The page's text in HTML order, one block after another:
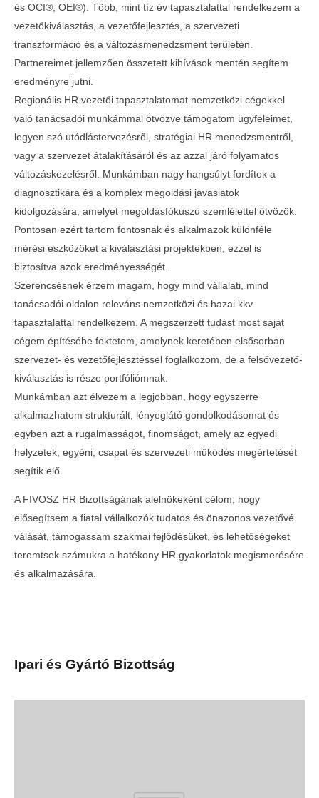
és OCI®, OEI®). Több, mint tíz év tapasztalattal rendelkezem a
vezetőkiválasztás, a vezetőfejlesztés, a szervezeti
transzformáció és a változásmenedzsment területén.
Partnereimet jellemzően összetett kihívások mentén segítem
eredményre jutni.
Regionális HR vezetői tapasztalatomat nemzetközi cégekkel
való tanácsadói munkámmal ötvözve támogatom ügyfeleimet,
legyen szó utódlástervezésről, stratégiai HR menedzsmentről,
vagy a szervezet átalakításáról és az azzal járó folyamatos
változáskezelésről. Munkámban nagy hangsúlyt fordítok a
diagnosztikára és a komplex megoldási javaslatok
kidolgozására, amelyet megoldásfókuszú szemlélettel ötvözök.
Pontosan ezért tartom fontosnak és alkalmazok különféle
mérési eszközöket a kiválasztási projektekben, ezzel is
biztosítva azok eredményességét.
Szerencsésnek érzem magam, hogy mind vállalati, mind
tanácsadói oldalon releváns nemzetközi és hazai kkv
tapasztalattal rendelkezem. A megszerzett tudást most saját
cégem építésébe fektetem, amelynek keretében elsősorban
szervezet- és vezetőfejlesztéssel foglalkozom, de a felsővezető-
kiválasztás is része portfóliómnak.
Munkámban azt élvezem a legjobban, hogy egyszerre
alkalmazhatom strukturált, lényeglátó gondolkodásomat és
egyben azt a rugalmasságot, finomságot, amely az egyedi
helyzetek, egyéni, csapat és szervezeti működés megértetését
segítik elő.
A FIVOSZ HR Bizottságának alelnökeként célom, hogy
elősegítsem a fiatal vállalkozók tudatos és önazonos vezetővé
válását, támogassam szakmai fejlődésüket, és lehetőségeket
teremtsek számukra a hatékony HR gyakorlatok megismerésére
és alkalmazására.
Ipari és Gyártó Bizottság